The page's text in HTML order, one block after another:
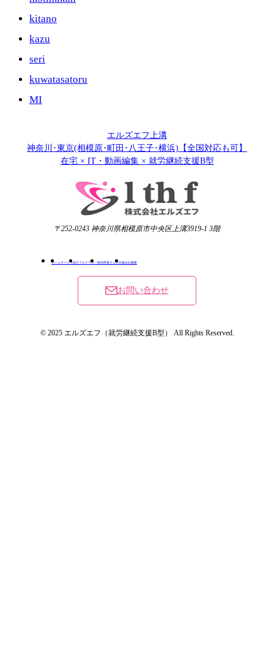
kitano
kazu
seri
kuwatasatoru
MI
エルズエフ上溝
神奈川･東京(相模原･町田･八王子･横浜)【全国対応も可】
在宅 × IT・動画編集 × 就労継続支援B型
〒252-0243 神奈川県相模原市中央区上溝3919-1 3階
ホーム サービス紹介プログラム一覧利用者さんの日報会社概要
お問い合わせ
© 2025 エルズエフ（就労継続支援B型） All Rights Reserved.